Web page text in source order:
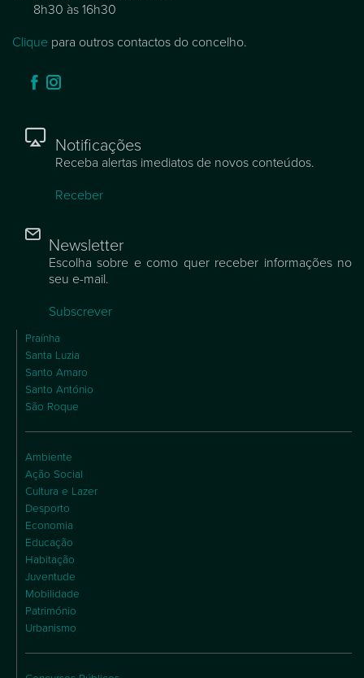
8h30 às 16h30
Clique para outros contactos do concelho.
Notificações
Receba alertas imediatos de novos conteúdos.
Receber
Newsletter
Escolha sobre e como quer receber informações no
seu e-mail.
Subscrever
Praínha
Santa Luzia
Santo Amaro
Santo António
São Roque
Ambiente
Ação Social
Cultura e Lazer
Desporto
Economia
Educação
Habitação
Juventude
Mobilidade
Património
Urbanismo